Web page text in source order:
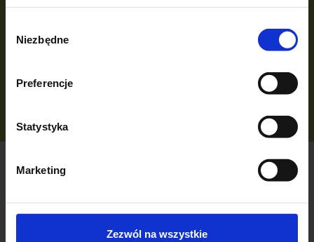
zgody
Niezbędne
Preferencje
Statystyka
Marketing
Zezwól na wszystkie
I bądź na bieżąco ze wszystkimi nowościami!